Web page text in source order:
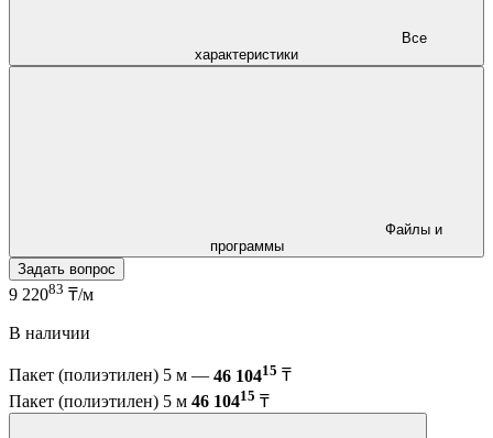
характеристики
программы
Задать вопрос
9 22083 ₸/м
В наличии
Пакет (полиэтилен) 5 м — 46 10415 ₸
Пакет (полиэтилен) 5 м 46 10415 ₸